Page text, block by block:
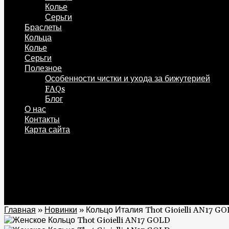
Колье
Серьги
Браслеты
Кольца
Колье
Серьги
Полезное
Особенности чистки и ухода за бижутерией
FAQs
Блог
О нас
Контакты
Карта сайта
Главная » Новинки » Кольцо Италия Thot Gioielli AN17